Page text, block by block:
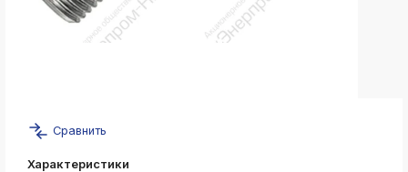
Сравнить
Характеристики